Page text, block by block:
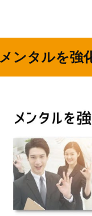
メンタルを強